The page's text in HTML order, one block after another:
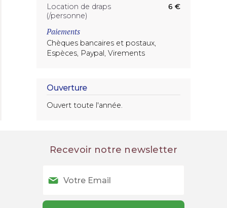
Location de draps
(/personne)
6 €
Paiements
Chèques bancaires et postaux,
Espèces, Paypal, Virements
Ouverture
Ouvert toute l'année.
Recevoir notre newsletter